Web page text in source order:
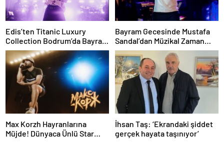
Edis’ten Titanic Luxury
Collection Bodrum’da Bayram
Gecesine Damga Vuran
Performans
Bayram Gecesinde Mustafa
Sandal’dan Müzikal Zaman
Yolculuğu
Max Korzh Hayranlarına
Müjde! Dünyaca Ünlü Star
İhsan Taş: ‘Ekrandaki şiddet
gerçek hayata taşınıyor’